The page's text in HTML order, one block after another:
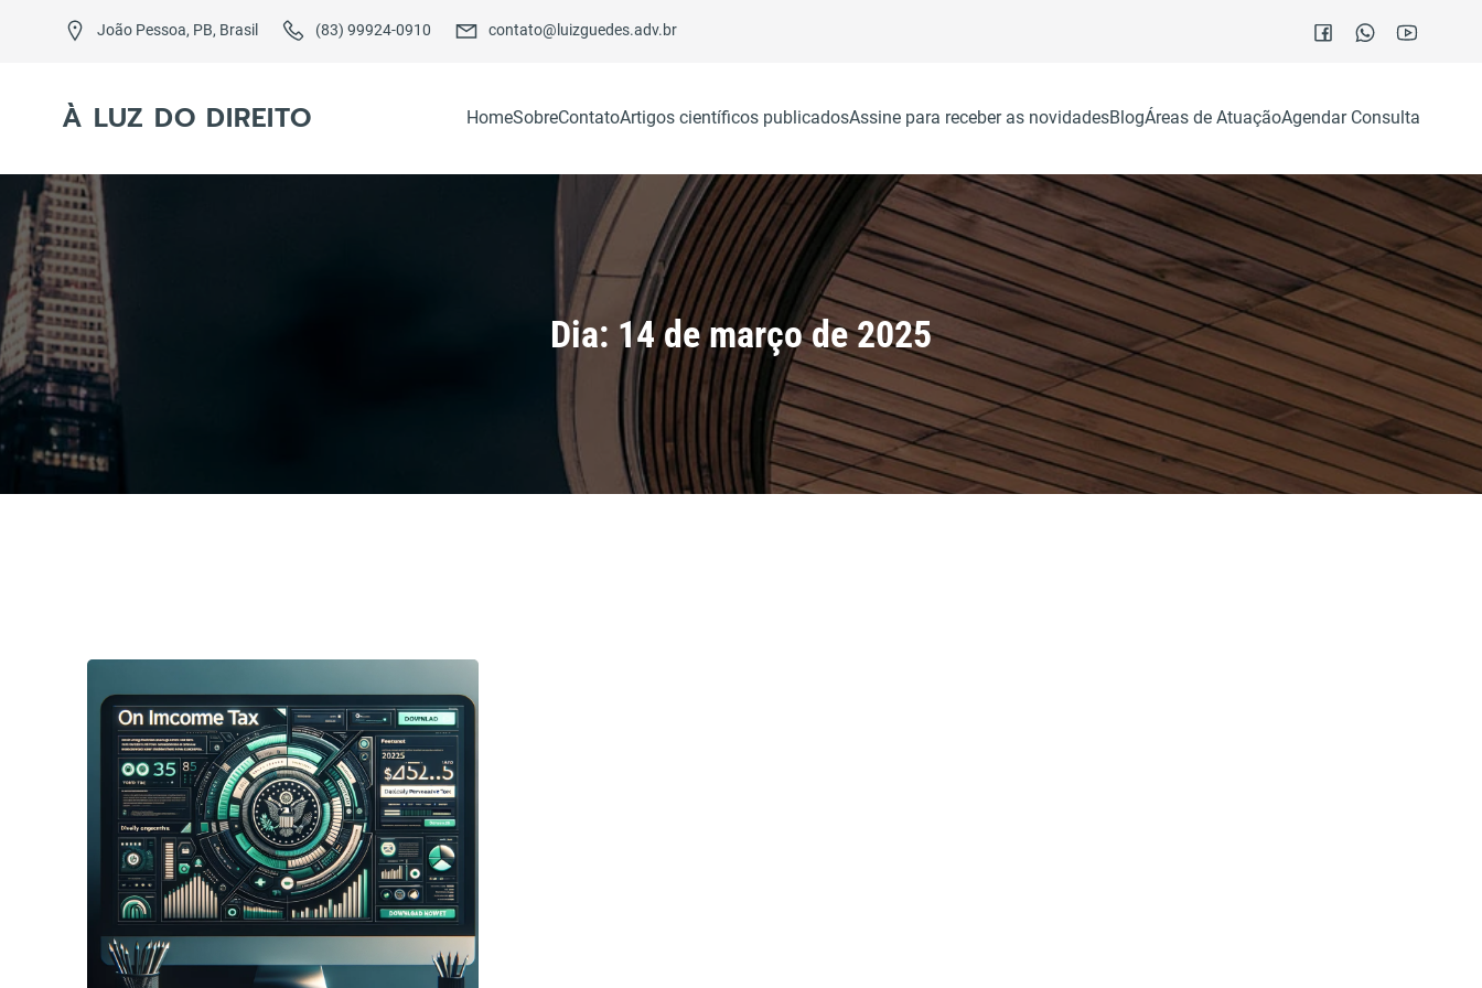
João Pessoa, PB, Brasil (83) 99924-0910 contato@luizguedes.adv.br
À LUZ DO DIREITO HomeSobreContatoArtigos científicos publicadosAssine para receber as novidadesBlogÁreas de AtuaçãoAgendar Consulta
Dia: 14 de março de 2025